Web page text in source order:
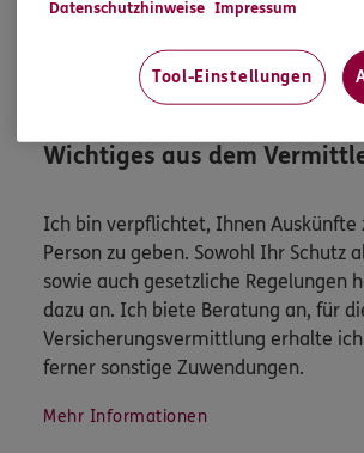
Wichtiges aus dem
Ich bin verpflichtet, Ihnen Auskünfte
Person zu geben. Sowohl Ihr Schutz
sowie auch gesetzliche Regelungen
dazu an. Ich biete Beratung an, für
Versicherungsvermittlung erhalte ich
ferner sonstige Zuwendungen.
Mehr Informationen
Datenschutzhinweise Impressum
Tool-Einstellungen